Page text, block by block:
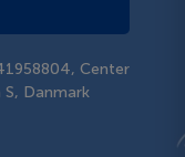
Center
S, Danmark